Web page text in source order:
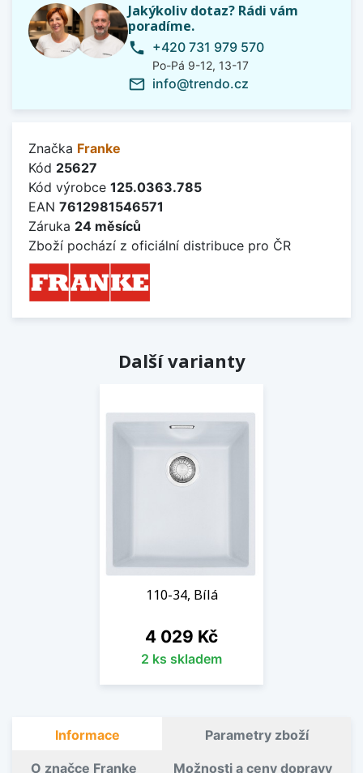
Jakýkoliv dotaz? Rádi vám
poradíme.
phone +420 731 979 570
Po-Pá 9-12, 13-17
mail_outline info@trendo.cz
Značka Franke
Kód 25627
Kód výrobce 125.0363.785
EAN 7612981546571
Záruka 24 měsíců
Zboží pochází z oficiální distribuce pro ČR
Další varianty
110-34, Bílá
Cena
4 029 Kč
2 ks skladem
Informace Parametry zboží
O značce Franke Možnosti a ceny dopravy